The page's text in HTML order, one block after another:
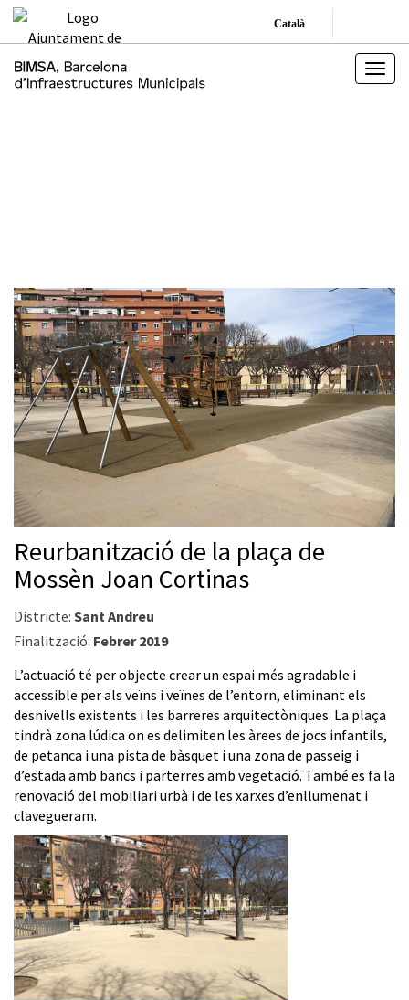
Català
Reurbanització de la plaça de
Mossèn Joan Cortinas
Districte: Sant Andreu
Finalització: Febrer 2019
L’actuació té per objecte crear un espai més agradable i
accessible per als veïns i veïnes de l’entorn, eliminant els
desnivells existents i les barreres arquitectòniques. La plaça
tindrà zona lúdica on es delimiten les àrees de jocs infantils,
de petanca i una pista de bàsquet i una zona de passeig i
d’estada amb bancs i parterres amb vegetació. També es fa la
renovació del mobiliari urbà i de les xarxes d’enllumenat i
clavegueram.